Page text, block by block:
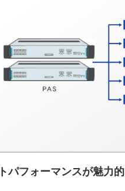
パフォーマンスが魅力的